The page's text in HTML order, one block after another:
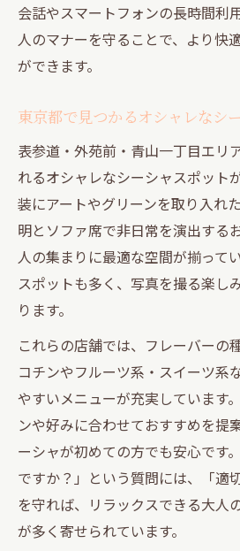
会話やスマートフォンの長時間利
人のマナーを守ることで、より快
ができます。
東京都で見つかるオシャレなシ
表参道・外苑前・青山一丁目エリ
れるオシャレなシーシャスポット
装にアートやグリーンを取り入れ
明とソファ席で非日常を演出する
人の集まりに最適な空間が揃って
スポットも多く、写真を撮る楽し
ります。
これらの店舗では、フレーバーの
コチンやフルーツ系・スイーツ系
やすいメニューが充実しています
ンや好みに合わせておすすめを提
ーシャが初めての方でも安心です
ですか？」という質問には、「適
を守れば、リラックスできる大人
が多く寄せられています。